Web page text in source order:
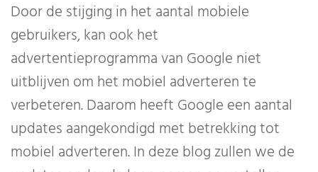
Door de stijging in het aantal mobiele
gebruikers, kan ook het
advertentieprogramma van Google niet
uitblijven om het mobiel adverteren te
verbeteren. Daarom heeft Google een aantal
updates aangekondigd met betrekking tot
mobiel adverteren. In deze blog zullen we de